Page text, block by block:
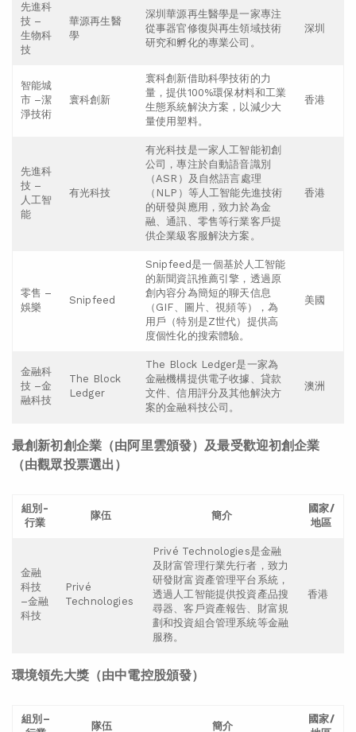
先進科
技 –
生物科
技
華源再生醫
學
深圳華源再生醫學是一家專注
從事器官修復與再生領域技術
研究和孵化的專業公司。
深圳
智能城
市 –潔
淨技術
寰科創新
寰科創新借助科學技術的力
量，提供100%環保材料和工業
生態系統解決方案，以減少大
量使用塑料。
香港
先進科
技 –
人工智
能
有光科技
有光科技是一家人工智能初創
公司，專注於自動語音識別
（ASR）及自然語言處理
（NLP）等人工智能先進技術
的研發與應用，致力於為金
融、通訊、零售等行業客戶提
供企業級客服解決方案。
香港
零售 –
娛樂
Snipfeed
Snipfeed是一個基於人工智能
的新聞資訊推薦引擎，透過原
創內容分為簡短的聊天信息
（GIF、圖片、視頻等），為
用戶（特別是Z世代）提供高
度個性化的搜索體驗。
美國
金融科
技 –金
融科技
The Block
Ledger
The Block Ledger是一家為
金融機構提供電子收據、貸款
文件、信用評分及其他解決方
案的金融科技公司。
澳洲
最創新初創企業 （由阿里雲頒發）及最受歡迎初創企業
（由觀眾投票選出）
組別-
行業
隊伍 簡介
國家/
地區
金融
科技
–金融
科技
Privé
Technologies
Privé Technologies是金融
及財富管理行業先行者，致力
研發財富資產管理平台系統，
透過人工智能提供投資產品搜
尋器、客戶資產報告、財富規
劃和投資組合管理系統等金融
服務。
香港
環境領先大獎（由中電控股頒發）
組別 –
隊伍 簡介
國家/